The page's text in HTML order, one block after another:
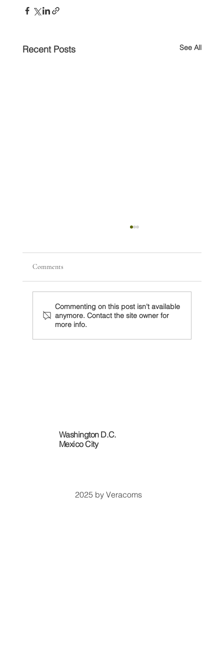
Recent Posts See All
Sheinbaum debe preparar revisión del T-MEC
Comments
Commenting on this post isn't available
anymore. Contact the site owner for
more info.
Washington D.C.
​Mexico City
2025 by Veracoms